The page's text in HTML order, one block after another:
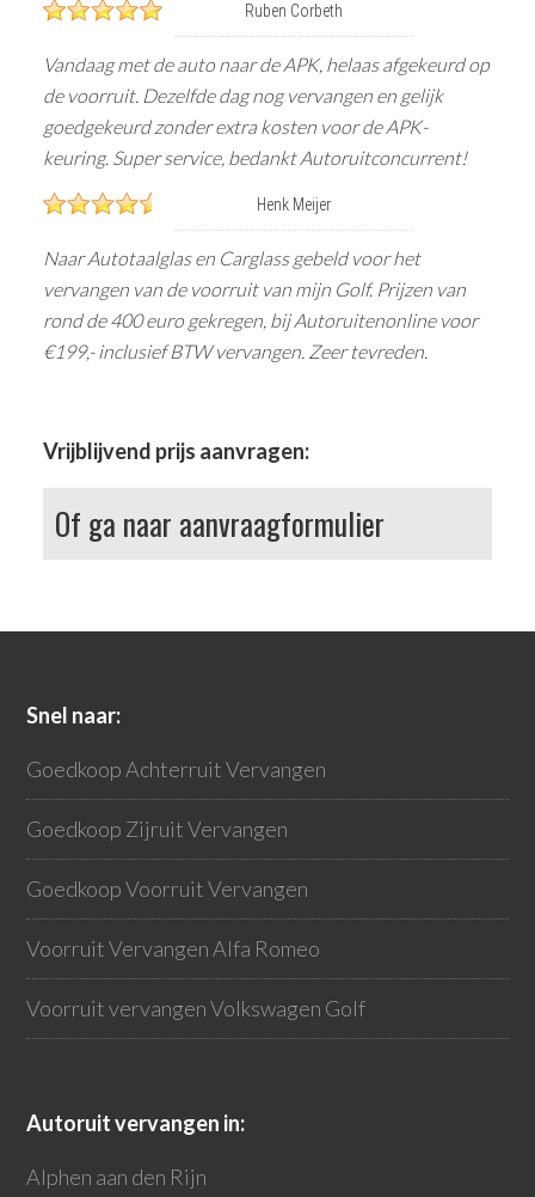
Ruben Corbeth
Vandaag met de auto naar de APK, helaas afgekeurd op
de voorruit. Dezelfde dag nog vervangen en gelijk
goedgekeurd zonder extra kosten voor de APK-
keuring. Super service, bedankt Autoruitconcurrent!
Henk Meijer
Naar Autotaalglas en Carglass gebeld voor het
vervangen van de voorruit van mijn Golf. Prijzen van
rond de 400 euro gekregen, bij Autoruitenonline voor
€199,- inclusief BTW vervangen. Zeer tevreden.
Vrijblijvend prijs aanvragen:
Of ga naar aanvraagformulier
Snel naar:
Goedkoop Achterruit Vervangen
Goedkoop Zijruit Vervangen
Goedkoop Voorruit Vervangen
Voorruit Vervangen Alfa Romeo
Voorruit vervangen Volkswagen Golf
Autoruit vervangen in:
Alphen aan den Rijn